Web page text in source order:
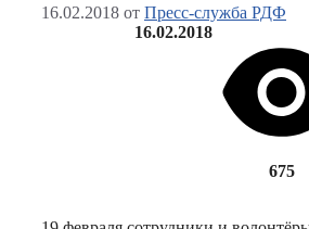
16.02.2018 от Пресс-служба РДФ
16.02.2018
675